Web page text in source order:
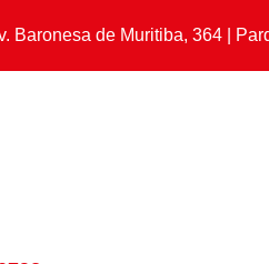
Baronesa de Muritiba, 364 |